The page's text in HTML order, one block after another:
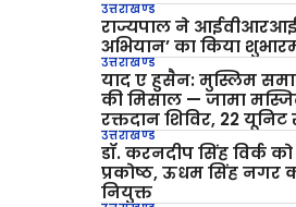
उत्तराखण्ड
राज्यपाल ने
अभियान’ का किया
उत्तराखण्ड
याद ए हुसैन: मुस्लिम
की मिसाल — जामा
रक्तदान शिविर, 22 यूनिट
उत्तराखण्ड
डॉ. करनदीप सिंह विर्क
प्रकोष्ठ, ऊधम सिंह नगर
नियुक्त